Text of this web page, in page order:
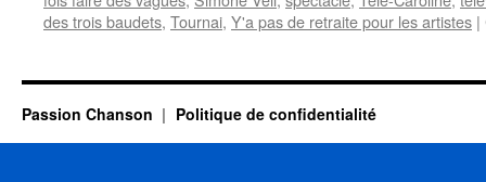
des trois baudets, Tournai, Y'a pas de retraite pour les artistes |
Passion Chanson Politique de confidentialité